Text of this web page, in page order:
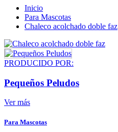
Inicio
Para Mascotas
Chaleco acolchado doble faz
PRODUCIDO POR:
Pequeños Peludos
Ver más
Para Mascotas